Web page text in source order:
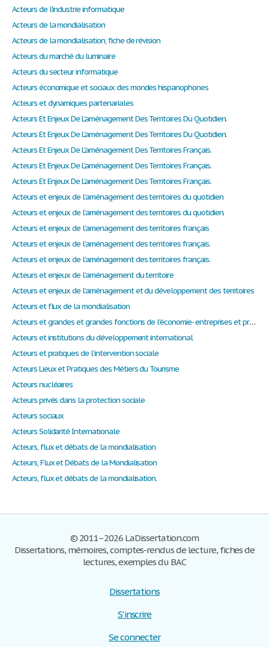
Acteurs de l'industrie informatique
Acteurs de la mondialisation
Acteurs de la mondialisation, fiche de révision
Acteurs du marché du luminaire
Acteurs du secteur informatique
Acteurs économique et sociaux des mondes hispanophones
Acteurs et dynamiques partenariales
Acteurs Et Enjeux De L'aménagement Des Territoires Du Quotidien.
Acteurs Et Enjeux De L'aménagement Des Territoires Du Quotidien.
Acteurs Et Enjeux De L'aménagement Des Territoires Français.
Acteurs Et Enjeux De L'aménagement Des Territoires Français.
Acteurs Et Enjeux De L'aménagement Des Territoires Français.
Acteurs et enjeux de l’aménagement des territoires du quotidien
Acteurs et enjeux de l’aménagement des territoires du quotidien.
Acteurs et enjeux de l’amenagement des territoires français
Acteurs et enjeux de l’aménagement des territoires français.
Acteurs et enjeux de l’aménagement des territoires français.
Acteurs et enjeux de l’aménagement du territoire
Acteurs et enjeux de l’aménagement et du développement des territoires
Acteurs et flux de la mondialisation
Acteurs et grandes et grandes fonctions de l'économie- entreprises et productions
Acteurs et institutions du développement international
Acteurs et pratiques de l’intervention sociale
Acteurs Lieux et Pratiques des Métiers du Tourisme
Acteurs nucléaires
Acteurs privés dans la protection sociale
Acteurs sociaux
Acteurs Solidarité Internationale
Acteurs, flux et débats de la mondialisation
Acteurs, Flux et Débats de la Mondialisation
Acteurs, flux et débats de la mondialisation.
© 2011–2026 LaDissertation.com
Dissertations, mémoires, comptes-rendus de lecture, fiches de
lectures, exemples du BAC
Dissertations
S'inscrire
Se connecter